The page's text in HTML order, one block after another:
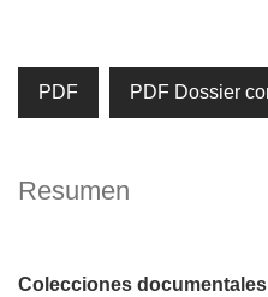
PDF PDF Dossier
Resumen
Colecciones